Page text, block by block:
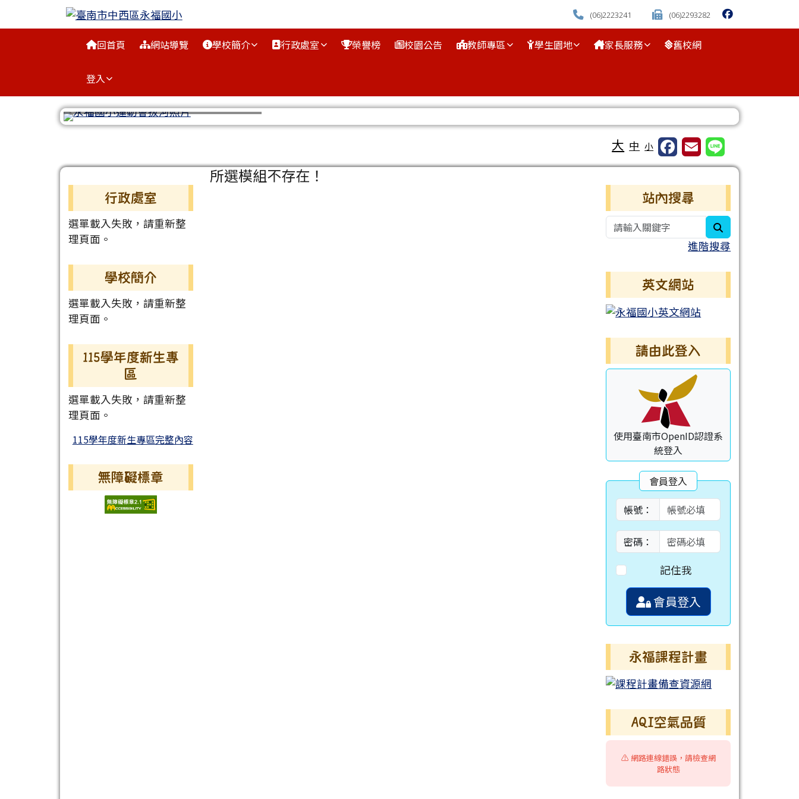
臺南市中西區永福國小 (06)2223241 (06)2293282
回首頁 網站導覽 學校簡介 行政處室 榮譽榜 校園公告 教師專區 學生園地 家長服務 舊校網
登入
大 中 小
左邊區域內容
行政處室
選單載入失敗，請重新整
理頁面。
學校簡介
選單載入失敗，請重新整
理頁面。
115學年度新生專
區
選單載入失敗，請重新整
理頁面。
115學年度新生專區完整內容
無障礙標章
主內容區域
所選模組不存在！
右邊區域內容
站內搜尋
進階搜尋
英文網站
請由此登入
使用臺南市OpenID認證系
統登入
會員登入
帳號：
密碼：
記住我
會員登入
永福課程計畫
AQI空氣品質
⚠️ 網路連線錯誤，請檢查網
路狀態
頁尾區域